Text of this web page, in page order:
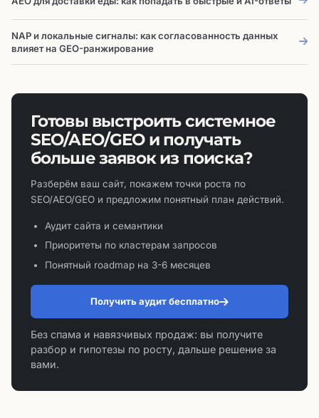
NAP и локальные сигналы: как согласованность данных
влияет на GEO-ранжирование
Готовы выстроить системное
SEO/AEO/GEO и получать
больше заявок из поиска?
Разберём ваш сайт, покажем точки роста по
SEO/AEO/GEO и предложим понятный план действий.
Аудит сайта и семантики
Приоритеты по кластерам запросов
Понятный roadmap на 3-6 месяцев
Получить аудит бесплатно
Без спама и навязчивых продаж: вы получите
разбор и гипотезы по росту, дальше решение за
вами.